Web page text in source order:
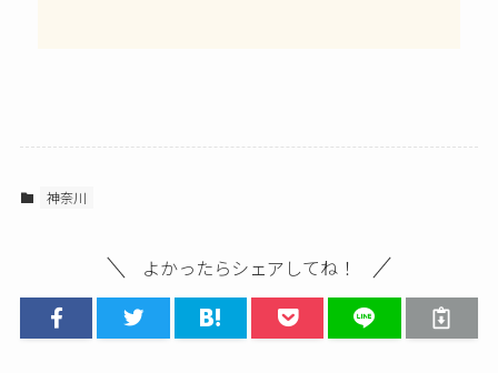
神奈川
よかったらシェアしてね！